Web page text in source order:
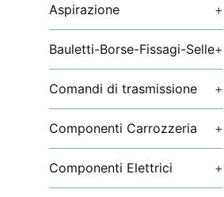
Aspirazione +
Bauletti-Borse-Fissagi-Selle+
Comandi di trasmissione +
Componenti Carrozzeria +
Componenti Elettrici +